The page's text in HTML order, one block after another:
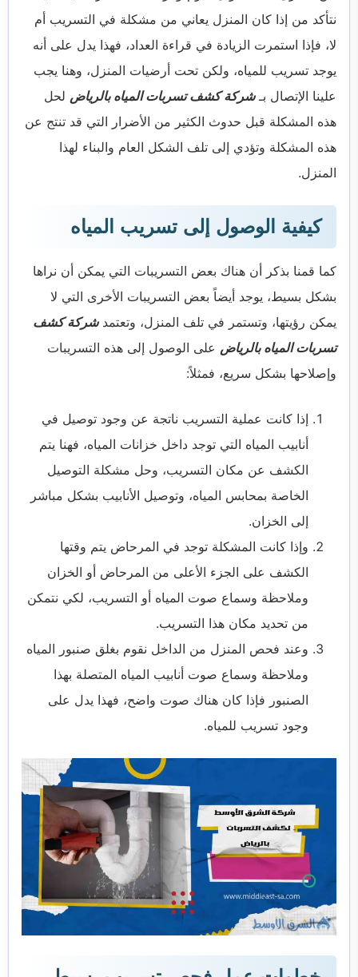
نتأكد من إذا كان المنزل يعاني من مشكلة في التسريب أم
لا، فإذا استمرت الزيادة في قراءة العداد، فهذا يدل على أنه
يوجد تسريب للمياه، ولكن تحت أرضيات المنزل، وهنا يجب
علينا الإتصال بـشركة كشف تسربات المياه بالرياض لحل
هذه المشكلة قبل حدوث الكثير من الأضرار التي قد تنتج عن
هذه المشكلة وتؤدي إلى تلف الشكل العام والبناء لهذا
المنزل.
كيفية الوصول إلى تسريب المياه
كما قمنا بذكر أن هناك بعض التسريبات التي يمكن أن نراها
بشكل بسيط، يوجد أيضاً بعض التسريبات الأخرى التي لا
يمكن رؤيتها، وتستمر في تلف المنزل، وتعتمدشركة كشف
تسربات المياه بالرياض على الوصول إلى هذه التسريبات
وإصلاحها بشكل سريع، فمثلاً:
إذا كانت عملية التسريب ناتجة عن وجود توصيل في
أنابيب المياه التي توجد داخل خزانات المياه، فهنا يتم
الكشف عن مكان التسريب، وحل مشكلة التوصيل
الخاصة بمحابس المياه، وتوصيل الأنابيب بشكل مباشر
إلى الخزان.
وإذا كانت المشكلة توجد في المرحاض يتم وقتها
الكشف على الجزء الأعلى من المرحاض أو الخزان
وملاحظة وسماع صوت المياه أو التسريب، لكي نتمكن
من تحديد مكان هذا التسريب.
وعند فحص المنزل من الداخل نقوم بغلق صنبور المياه
وملاحظة وسماع صوت أنابيب المياه المتصلة بهذا
الصنبور فإذا كان هناك صوت واضح، فهذا يدل على
وجود تسريب للمياه.